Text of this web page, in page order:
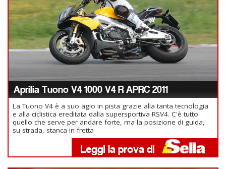
Aprilia Tuono V4 1000 V4 R APRC 2011
La Tuono V4 è a suo agio in pista grazie alla tanta tecnologia
e alla ciclistica ereditata dalla supersportiva RSV4. C'è tutto
quello che serve per andare forte, ma la posizione di guida,
su strada, stanca in fretta